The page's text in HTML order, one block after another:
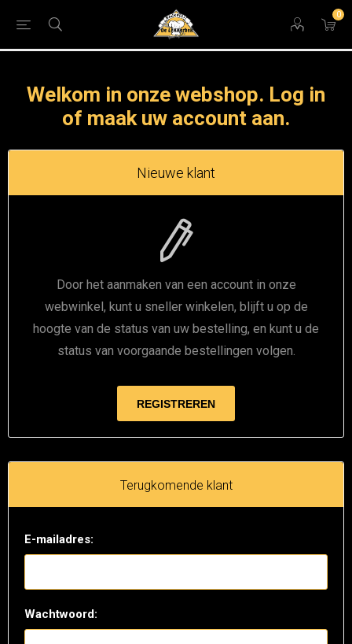
0
Welkom in onze webshop. Log in
of maak uw account aan.
Nieuwe klant
Door het aanmaken van een account in onze
webwinkel, kunt u sneller winkelen, blijft u op de
hoogte van de status van uw bestelling, en kunt u de
status van voorgaande bestellingen volgen.
Terugkomende klant
E-mailadres:
Wachtwoord: